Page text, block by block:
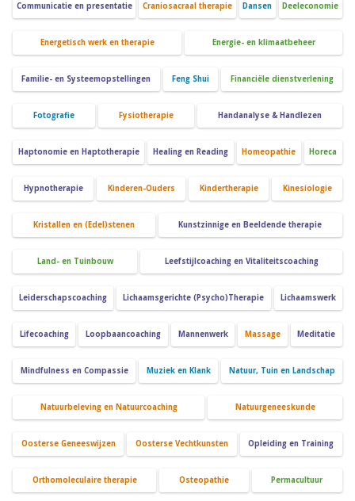
Communicatie en presentatie Craniosacraal therapie Dansen Deeleconomie
Energetisch werk en therapie Energie- en klimaatbeheer
Familie- en Systeemopstellingen Feng Shui Financiële dienstverlening
Fotografie Fysiotherapie Handanalyse & Handlezen
Haptonomie en Haptotherapie Healing en Reading Homeopathie Horeca
Hypnotherapie Kinderen-Ouders Kindertherapie Kinesiologie
Kristallen en (Edel)stenen Kunstzinnige en Beeldende therapie
Land- en Tuinbouw Leefstijlcoaching en Vitaliteitscoaching
Leiderschapscoaching Lichaamsgerichte (Psycho)Therapie Lichaamswerk
Lifecoaching Loopbaancoaching Mannenwerk Massage Meditatie
Mindfulness en Compassie Muziek en Klank Natuur, Tuin en Landschap
Natuurbeleving en Natuurcoaching Natuurgeneeskunde
Oosterse Geneeswijzen Oosterse Vechtkunsten Opleiding en Training
Orthomoleculaire therapie Osteopathie Permacultuur